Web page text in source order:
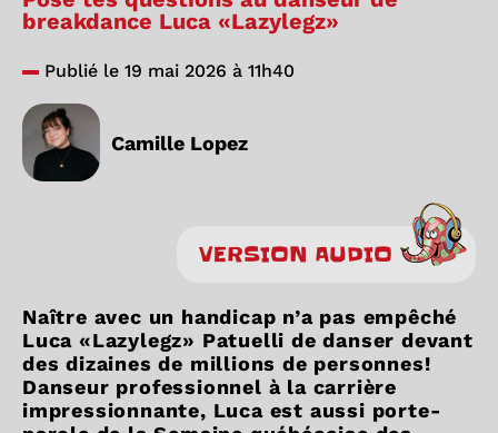
breakdance Luca «Lazylegz»
Publié le 19 mai 2026 à 11h40
Camille Lopez
VERSION AUDIO
Naître avec un handicap n’a pas empêché
Luca «Lazylegz» Patuelli de danser devant
des dizaines de millions de personnes!
Danseur professionnel à la carrière
impressionnante, Luca est aussi porte-